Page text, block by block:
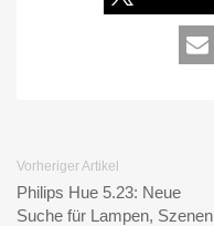
Vorheriger Artikel
Philips Hue 5.23: Neue
Suche für Lampen, Szenen